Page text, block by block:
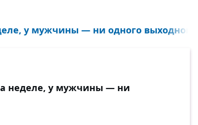
у мужчины — ни одного выходного...
неделе, у мужчины — ни